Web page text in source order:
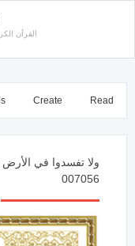
القرآن
Create Read
ولا تفسدوا في الأرض
007056